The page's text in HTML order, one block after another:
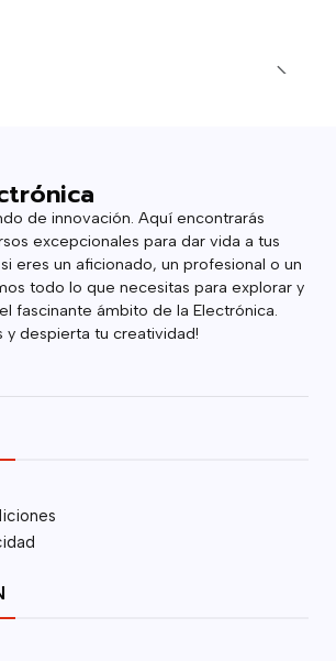
de innovación. Aquí encontrarás
excepcionales para dar vida a tus
eres un aficionado, un profesional o un
todo lo que necesitas para explorar y
fascinante ámbito de la Electrónica.
y despierta tu creatividad!